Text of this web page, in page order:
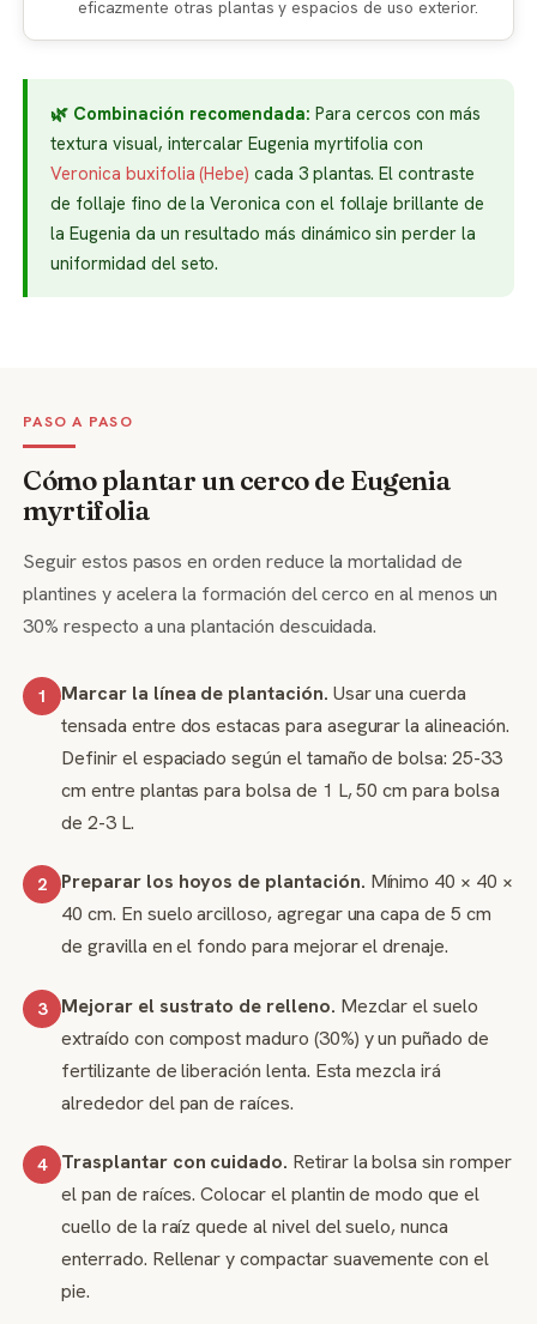
eficazmente otras plantas y espacios de uso exterior.
🌿 Combinación recomendada: Para cercos con más
textura visual, intercalar Eugenia myrtifolia con
Veronica buxifolia (Hebe) cada 3 plantas. El contraste
de follaje fino de la Veronica con el follaje brillante de
la Eugenia da un resultado más dinámico sin perder la
uniformidad del seto.
PASO A PASO
Cómo plantar un cerco de Eugenia
myrtifolia
Seguir estos pasos en orden reduce la mortalidad de
plantines y acelera la formación del cerco en al menos un
30% respecto a una plantación descuidada.
1 Marcar la línea de plantación. Usar una cuerda
tensada entre dos estacas para asegurar la alineación.
Definir el espaciado según el tamaño de bolsa: 25-33
cm entre plantas para bolsa de 1 L, 50 cm para bolsa
de 2-3 L.
2 Preparar los hoyos de plantación. Mínimo 40 × 40 ×
40 cm. En suelo arcilloso, agregar una capa de 5 cm
de gravilla en el fondo para mejorar el drenaje.
3 Mejorar el sustrato de relleno. Mezclar el suelo
extraído con compost maduro (30%) y un puñado de
fertilizante de liberación lenta. Esta mezcla irá
alrededor del pan de raíces.
4 Trasplantar con cuidado. Retirar la bolsa sin romper
el pan de raíces. Colocar el plantin de modo que el
cuello de la raíz quede al nivel del suelo, nunca
enterrado. Rellenar y compactar suavemente con el
pie.